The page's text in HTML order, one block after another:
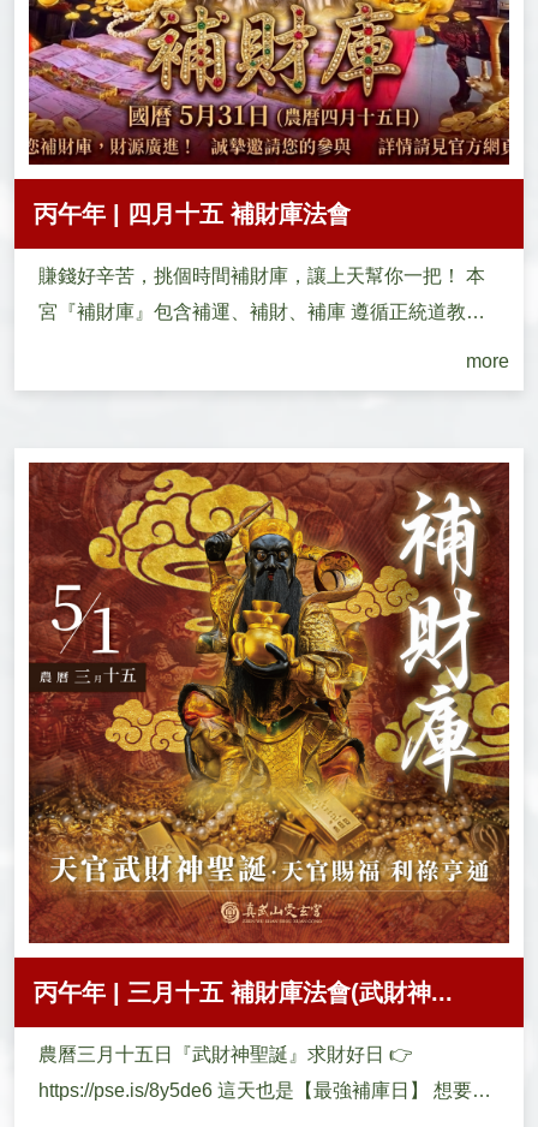
丙午年 | 四月十五 補財庫法會
賺錢好辛苦，挑個時間補財庫，讓上天幫你一把！ 本
宮『補財庫』包含補運、補財、補庫 遵循正統道教
more
丙午年 | 三月十五 補財庫法會(武財神...
農曆三月十五日『武財神聖誕』求財好日 👉
https://pse.is/8y5de6 這天也是【最強補庫日】 想要財